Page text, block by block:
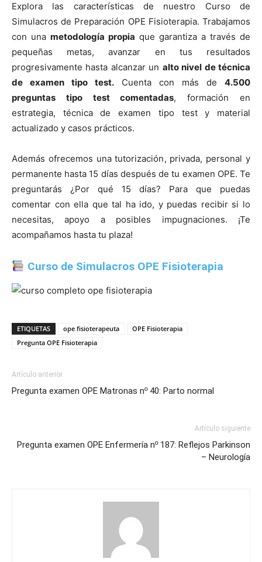
Explora las características de nuestro Curso de
Simulacros de Preparación OPE Fisioterapia. Trabajamos
con una metodología propia que garantiza a través de
pequeñas metas, avanzar en tus resultados
progresivamente hasta alcanzar un alto nivel de técnica
de examen tipo test. Cuenta con más de 4.500
preguntas tipo test comentadas, formación en
estrategia, técnica de examen tipo test y material
actualizado y casos prácticos.
Además ofrecemos una tutorización, privada, personal y
permanente hasta 15 días después de tu examen OPE. Te
preguntarás ¿Por qué 15 días? Para que puedas
comentar con ella que tal ha ido, y puedas recibir si lo
necesitas, apoyo a posibles impugnaciones. ¡Te
acompañamos hasta tu plaza!
Curso de Simulacros OPE Fisioterapia
ETIQUETAS ope fisioterapeuta
OPE Fisioterapia
Pregunta OPE Fisioterapia
Artículo anterior
Pregunta examen OPE Matronas nº 40: Parto normal
Artículo siguiente
Pregunta examen OPE Enfermería nº 187: Reflejos Parkinson
– Neurología